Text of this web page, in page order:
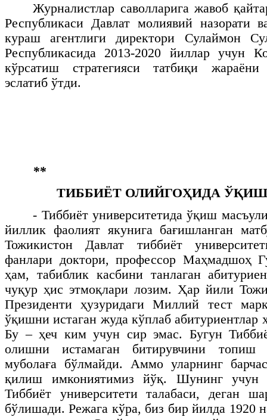
Журналистлар саволларига жавоб
Республикаси Давлат молиявий назорати
кураш агентлиги директори Сулаймон
Республикасида 2013-2020 йиллар учун
кўрсатиш стратегияси татбиқи жараёни
эслатиб ўтди.
**
ТИББИЁТ ОЛИЙГОҲИДА
- Тиббиёт университетида ўқиш
йиллик фаолият якунига бағишланган
Тожикистон Давлат тиббиёт
фанлари доктори, профессор Маҳмадшоҳ
ҳам, табиблик касбини танлаган
чуқур ҳис этмоқлари лозим. Ҳар йили
Президенти ҳузуридаги Миллий тест
ўқишни истаган жуда кўплаб
Бу – ҳеч ким учун сир эмас. Бугун
олишни истамаган битирувчини
муболаға бўлмайди. Аммо уларнинг
қилиш имкониятимиз йўқ. Шунинг учун
Тиббиёт университети талабаси, деган
бўлишади. Режага кўра, биз бир йилда 1920